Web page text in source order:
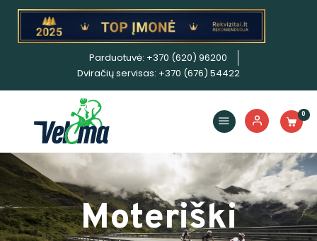
Parduotuvė: +370 (620) 96200
Dviračių servisas: +370 (676) 54422
0
Moteriški
Dviračiai
Priedai
Servisas
Išpardavimas!
Nuoma
E. piniginė